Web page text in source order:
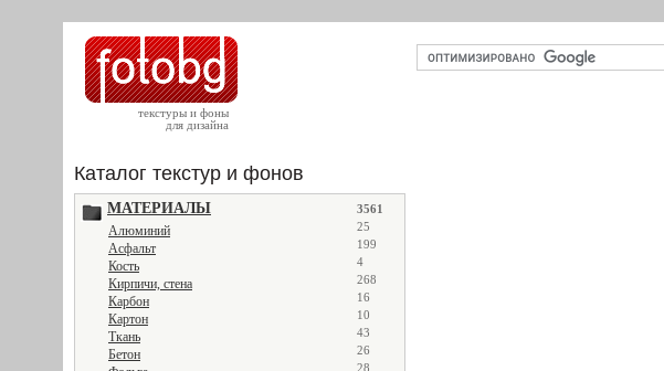
текстуры и фоны
для дизайна
Каталог текстур и фонов
МАТЕРИАЛЫ 3561
Алюминий 25
Асфальт 199
Кость 4
Кирпичи, стена 268
Карбон 16
Картон 10
Ткань 43
Бетон 26
28